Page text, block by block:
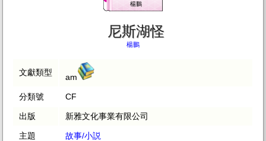
楊鵬
尼斯湖怪
楊鵬
文獻類型 am
分類號 CF
出版 新雅文化事業有限公司
主題 故事/小説